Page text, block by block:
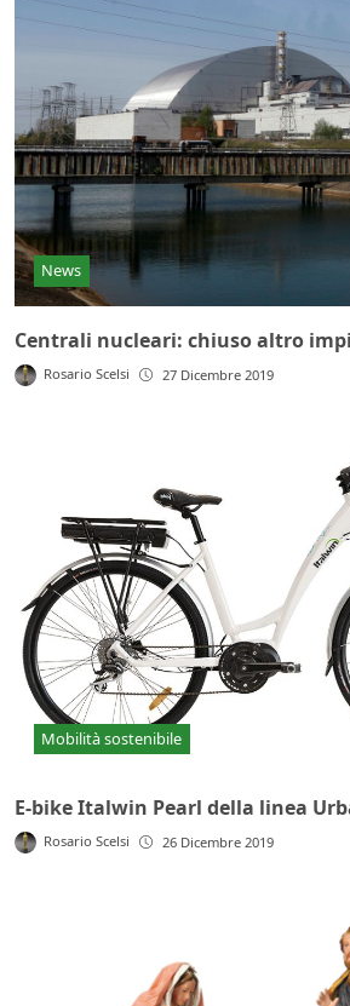
News
Centrali nucleari: chiuso altro
Rosario Scelsi 27 Dicembre 2019
Mobilità sostenibile
E-bike Italwin Pearl della linea
Rosario Scelsi 26 Dicembre 2019